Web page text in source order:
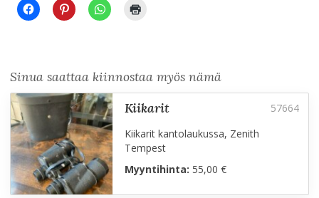
Sinua saattaa kiinnostaa myös nämä
kiikarit
Kiikarit kantolaukussa, Zenith
Tempest
Myyntihinta: 55,00 €